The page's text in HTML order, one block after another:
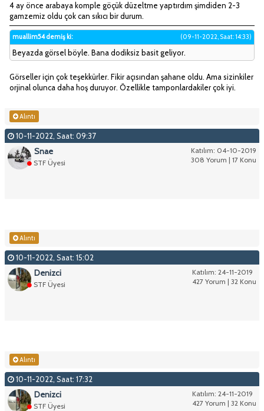
4 ay önce arabaya komple göçük düzeltme yaptırdım şimdiden 2-3
gamzemiz oldu çok can sıkıcı bir durum.
(09-11-2022, Saat: 14:33)
muallim54 demiş ki:
Beyazda görsel böyle. Bana dodiksiz basit geliyor.
Görseller için çok teşekkürler. Fikir açısından şahane oldu. Ama sizinkiler
orjinal olunca daha hoş duruyor. Özellikle tamponlardakiler çok iyi.
Alıntı
10-11-2022, Saat: 09:37
Katılım: 04-10-2019
308 Yorum | 17 Konu
Snae
STF Üyesi
Alıntı
10-11-2022, Saat: 15:02
Katılım: 24-11-2019
427 Yorum | 32 Konu
Denizci
STF Üyesi
Alıntı
10-11-2022, Saat: 17:32
Katılım: 24-11-2019
427 Yorum | 32 Konu
Denizci
STF Üyesi